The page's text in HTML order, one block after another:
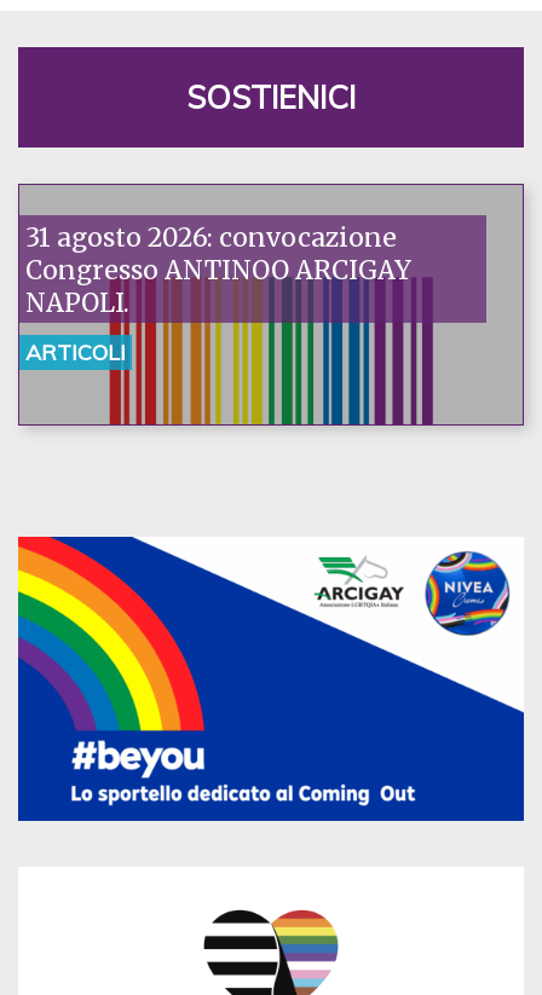
SOSTIENICI
31 agosto 2026: convocazione
Congresso ANTINOO ARCIGAY
NAPOLI.
ARTICOLI